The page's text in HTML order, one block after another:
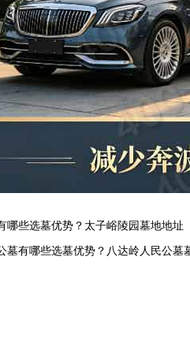
哪些选墓优势？太子峪陵园墓地地址
墓有哪些选墓优势？八达岭人民公墓